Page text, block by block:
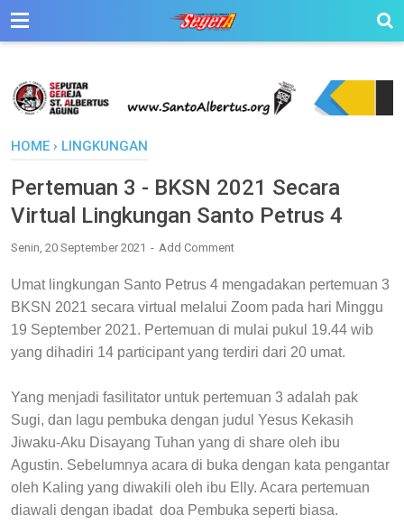
HOME › LINGKUNGAN
Pertemuan 3 - BKSN 2021 Secara
Virtual Lingkungan Santo Petrus 4
Senin, 20 September 2021 Add Comment
Umat lingkungan Santo Petrus 4 mengadakan pertemuan 3
BKSN 2021 secara virtual melalui Zoom pada hari Minggu
19 September 2021. Pertemuan di mulai pukul 19.44 wib
yang dihadiri 14 participant yang terdiri dari 20 umat.
Yang menjadi fasilitator untuk pertemuan 3 adalah pak
Sugi, dan lagu pembuka dengan judul Yesus Kekasih
Jiwaku-Aku Disayang Tuhan yang di share oleh ibu
Agustin. Sebelumnya acara di buka dengan kata pengantar
oleh Kaling yang diwakili oleh ibu Elly. Acara pertemuan
diawali dengan ibadat doa Pembuka seperti biasa.